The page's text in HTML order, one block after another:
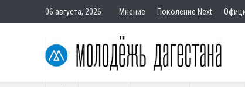
06 августа, 2026 Мнение Поколение Next